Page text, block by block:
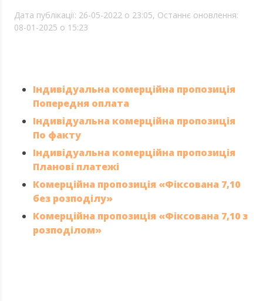
Дата публікації: 26-05-2022 о 23:05, Останнє оновлення:
08-01-2025 о 15:23
Індивідуальна комерційна пропозиція
Попередня оплата
Індивідуальна комерційна пропозиція
По факту
Індивідуальна комерційна пропозиція
Планові платежі
Комерційна пропозиція «Фіксована 7,10
без розподілу»
Комерційна пропозиція «Фіксована 7,10 з
розподілом»